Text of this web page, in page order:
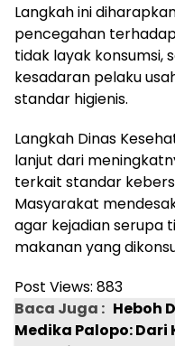
Langkah ini
pencegahan
tidak layak konsumsi,
kesadaran pelaku
standar higienis.
Langkah Dinas
lanjut dari
terkait standar
Masyarakat
agar kejadian serupa
makanan yang
Post Views: 883
Baca Juga : Heboh
Medika Palopo: Dari